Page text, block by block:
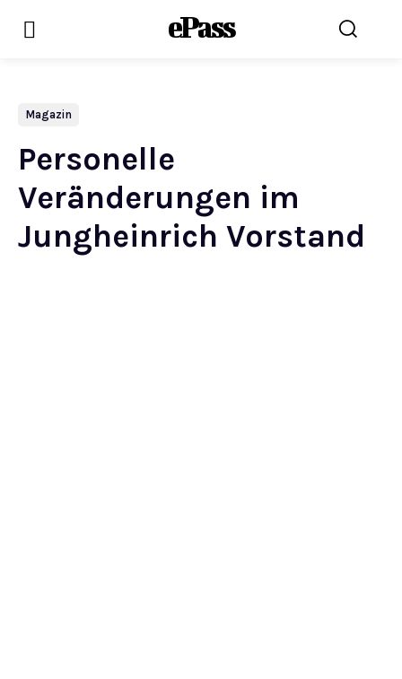
ePass
Magazin
Personelle
Veränderungen im
Jungheinrich Vorstand